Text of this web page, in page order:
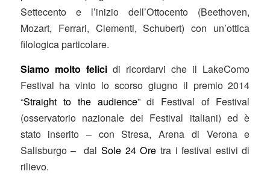
Settecento e l’inizio dell’Ottocento (Beethoven,
Mozart, Ferrari, Clementi, Schubert) con un’ottica
filologica particolare.
Siamo molto felicidi ricordarvi che il LakeComo
Festival ha vinto lo scorso giugno il premio 2014
“Straight to the audience” di Festival of Festival
(osservatorio nazionale dei Festival italiani) ed è
stato inserito – con Stresa, Arena di Verona e
Salisburgo – dalSole 24 Ore tra i festival estivi di
rilievo.